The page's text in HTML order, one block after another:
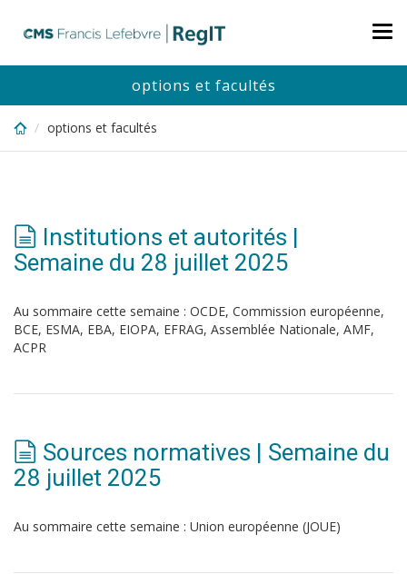
content
options et facultés
options et facultés
Institutions et autorités |
Semaine du 28 juillet 2025
Au sommaire cette semaine : OCDE, Commission européenne,
BCE, ESMA, EBA, EIOPA, EFRAG, Assemblée Nationale, AMF,
ACPR
Sources normatives | Semaine du
28 juillet 2025
Au sommaire cette semaine : Union européenne (JOUE)